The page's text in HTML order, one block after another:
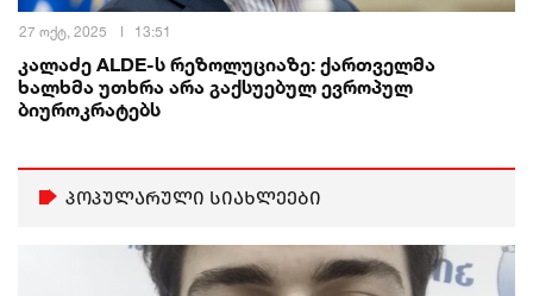
27 ოქტ, 2025 13:51
კალაძე ALDE-ს რეზოლუციაზე: ქართველმა
ხალხმა უთხრა არა გაქსუებულ ევროპულ
ბიუროკრატებს
პოპულარული სიახლეები